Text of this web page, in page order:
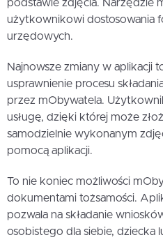
podstawie zdjęcia. Narzędzie
użytkownikowi dostosowania
urzędowych.
Najnowsze zmiany w aplikacji
usprawnienie procesu
przez mObywatela.
usługę, dzięki której może
samodzielnie wykonanym
pomocą aplikacji.
To nie koniec możliwości
dokumentami tożsamości.
pozwala na składanie
osobistego dla siebie, dziecka